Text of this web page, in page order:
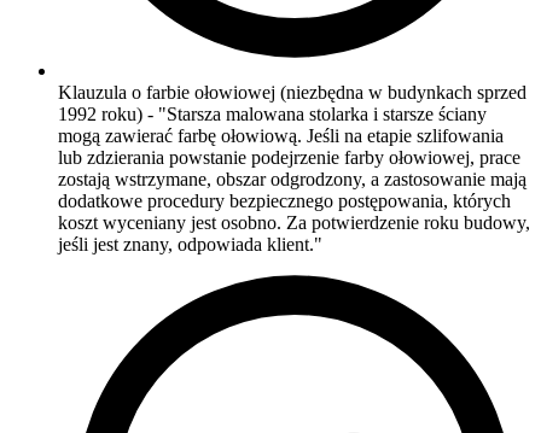
Klauzula o farbie ołowiowej (niezbędna w budynkach sprzed
1992 roku) - "Starsza malowana stolarka i starsze ściany
mogą zawierać farbę ołowiową. Jeśli na etapie szlifowania
lub zdzierania powstanie podejrzenie farby ołowiowej, prace
zostają wstrzymane, obszar odgrodzony, a zastosowanie mają
dodatkowe procedury bezpiecznego postępowania, których
koszt wyceniany jest osobno. Za potwierdzenie roku budowy,
jeśli jest znany, odpowiada klient."